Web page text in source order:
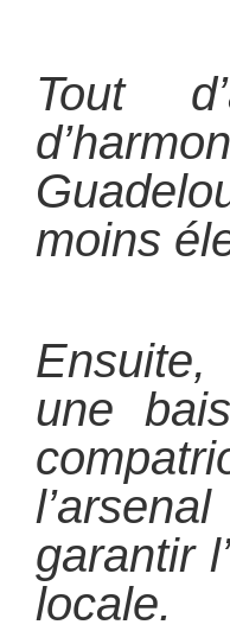
Tout
moins
une
garantir
locale.